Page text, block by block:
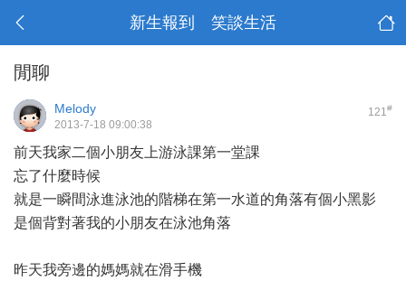
新生報到 笑談生活
閒聊
121#
Melody
2013-7-18 09:00:38
前天我家二個小朋友上游泳課第一堂課
忘了什麼時候
就是一瞬間泳進泳池的階梯在第一水道的角落有個小黑影
是個背對著我的小朋友在泳池角落
昨天我旁邊的媽媽就在滑手機